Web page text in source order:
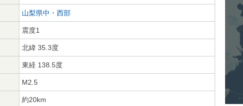
山梨県中・西部
震度1
北緯 35.3度
東経 138.5度
M2.5
約20km